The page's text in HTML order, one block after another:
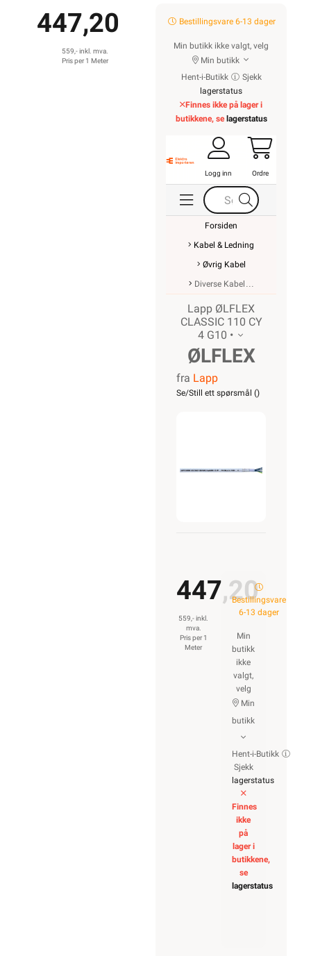
447,20
559,- inkl. mva.
Pris per 1 Meter
Bestillingsvare 6-13 dager
Min butikk ikke valgt, velg
Min butikk
Hent-i-Butikk
Sjekk
lagerstatus
Finnes ikke på lager i
butikkene, se lagerstatus
Logg inn Ordre
Forsiden
Kabel & Ledning
Øvrig Kabel
Diverse Kabel
Lapp ØLFLEX
CLASSIC 110 CY
4 G10 •
ØLFLEX
CLASSIC
fra Lapp
Se/Still ett spørsmål ()
447,20
559,- inkl.
mva.
Pris per 1
Meter
Bestillingsvare
6-13 dager
Min
butikk
ikke
valgt,
velg
Min
butikk
Hent-i-Butikk
Sjekk
lagerstatus
Finnes
ikke
på
lager i
butikkene,
se
lagerstatus